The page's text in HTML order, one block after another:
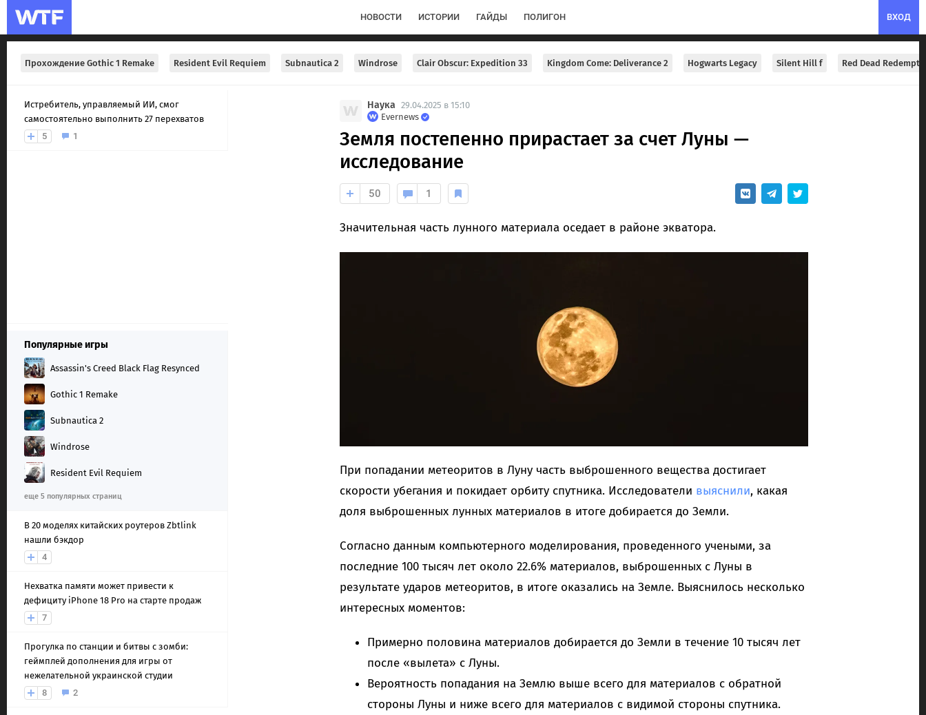
ВХОД
НОВОСТИ ИСТОРИИ ГАЙДЫ ПОЛИГОН
Прохождение Gothic 1 Remake Resident Evil Requiem Subnautica 2 Windrose Clair Obscur: Expedition 33 Kingdom Come: Deliverance 2 Hogwarts Legacy Silent Hill f Red Dead
Истребитель, управляемый ИИ, смог
самостоятельно выполнить 27 перехватов
5
1
Популярные игры
Assassin's Creed Black Flag Resynced
Gothic 1 Remake
Subnautica 2
Windrose
Resident Evil Requiem
еще 5 популярных страниц
В 20 моделях китайских роутеров Zbtlink
нашли бэкдор
4
Нехватка памяти может привести к
дефициту iPhone 18 Pro на старте продаж
7
Прогулка по станции и битвы с зомби:
геймплей дополнения для игры от
нежелательной украинской студии
8
2
Наука 29.04.2025 в 15:10
Evernews
Земля постепенно прирастает за счет Луны —
исследование
50 1
Значительная часть лунного материала оседает в районе экватора.
При попадании метеоритов в Луну часть выброшенного вещества достигает
скорости убегания и покидает орбиту спутника. Исследователи выяснили, какая
доля выброшенных лунных материалов в итоге добирается до Земли.
Согласно данным компьютерного моделирования, проведенного учеными, за
последние 100 тысяч лет около 22.6% материалов, выброшенных с Луны в
результате ударов метеоритов, в итоге оказались на Земле. Выяснилось несколько
интересных моментов:
Примерно половина материалов добирается до Земли в течение 10 тысяч лет
после «вылета» с Луны.
Вероятность попадания на Землю выше всего для материалов с обратной
стороны Луны и ниже всего для материалов с видимой стороны спутника.